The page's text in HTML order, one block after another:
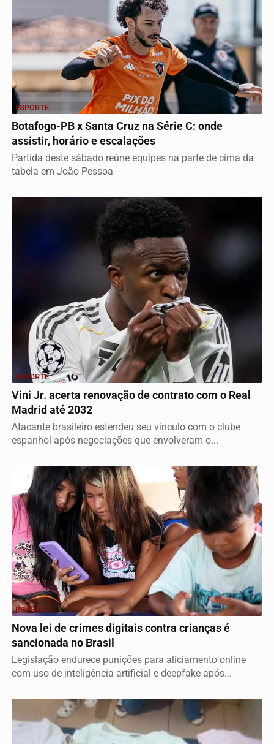
ESPORTE
Botafogo-PB x Santa Cruz na Série C: onde
assistir, horário e escalações
Partida deste sábado reúne equipes na parte de cima da
tabela em João Pessoa
ESPORTE
Vini Jr. acerta renovação de contrato com o Real
Madrid até 2032
Atacante brasileiro estendeu seu vínculo com o clube
espanhol após negociações que envolveram o...
BRASIL
Nova lei de crimes digitais contra crianças é
sancionada no Brasil
Legislação endurece punições para aliciamento online
com uso de inteligência artificial e deepfake após...